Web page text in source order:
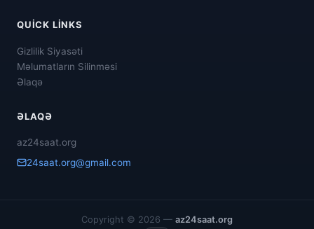
QUICK LINKS
Gizlilik Siyasəti
Məlumatların Silinməsi
Əlaqə
ƏLAQƏ
az24saat.org
24saat.org@gmail.com
Copyright © 2026 — az24saat.org